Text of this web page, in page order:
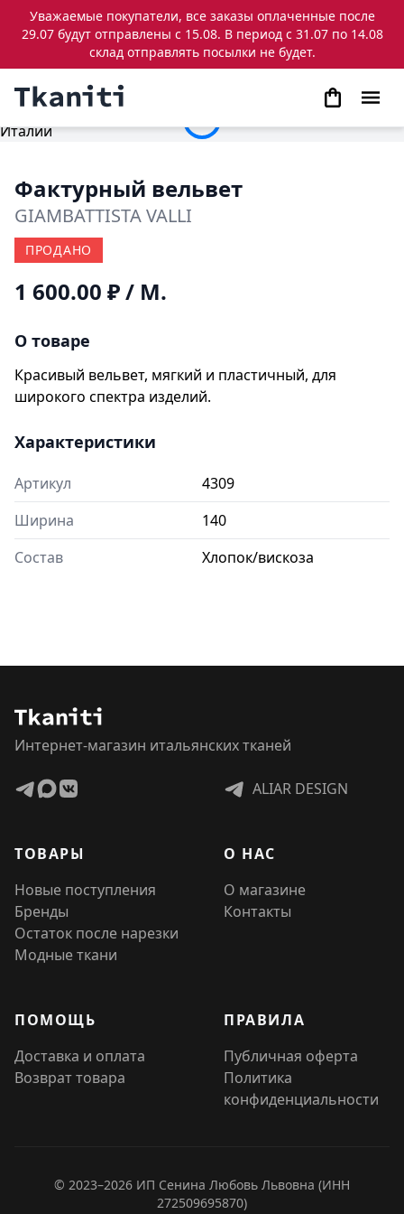
Уважаемые покупатели, все заказы оплаченные после
29.07 будут отправлены с 15.08. В период с 31.07 по 14.08
склад отправлять посылки не будет.
Фактурный вельвет
GIAMBATTISTA VALLI
ПРОДАНО
1 600.00 ₽/ М.
О товаре
Красивый вельвет, мягкий и пластичный, для
широкого спектра изделий.
Характеристики
Артикул
4309
Ширина
140
Состав
Хлопок/вискоза
Интернет-магазин итальянских тканей
ALIAR DESIGN
ТОВАРЫ
Новые поступления
Бренды
Остаток после нарезки
Модные ткани
О НАС
О магазине
Контакты
ПОМОЩЬ
Доставка и оплата
Возврат товара
ПРАВИЛА
Публичная оферта
Политика
конфиденциальности
© 2023–2026 ИП Сенина Любовь Львовна (ИНН
272509695870)